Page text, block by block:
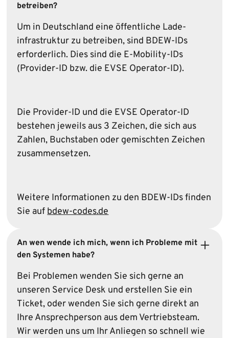
betreiben?
Um in Deutschland eine öffentliche Lade­
infrastruktur zu betreiben, sind BDEW-IDs
erforderlich. Dies sind die E‑Mobility-IDs
(Provider-ID bzw. die EVSE Operator-ID).
Die Provider-ID und die EVSE Operator-ID
bestehen jeweils aus 3 Zeichen, die sich aus
Zahlen, Buchstaben oder gemischten Zeichen
zusammensetzen.
Weitere Informationen zu den BDEW-IDs finden
Sie aufbdew-codes.de
An wen wende ich mich, wenn ich Probleme mit
den Systemen habe?
Bei Problemen wenden Sie sich gerne an
unseren Service Desk und erstellen Sie ein
Ticket, oder wenden Sie sich gerne direkt an
Ihre Ansprech­person aus dem Vertriebsteam.
Wir werden uns um Ihr Anliegen so schnell wie